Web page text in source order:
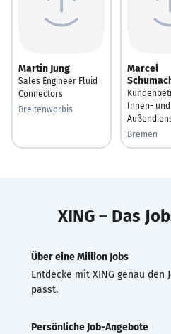
Martin Jung
Sales Engineer Fluid
Connectors
Breitenworbis
Marcel
Innen- und
Bremen
XING – Das
Über eine Million Jobs
Entdecke mit XING genau den
passt.
Persönliche Job-Angebote